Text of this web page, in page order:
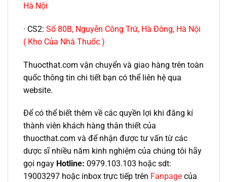
Hà Nội
· CS2: Số 80B, Nguyễn Công Trứ, Hà Đông, Hà Nội
( Kho Của Nhà Thuốc )
Thuocthat.com vận chuyển và giao hàng trên toàn
quốc thông tin chi tiết bạn có thể liên hệ qua
website.
Để có thể biết thêm về các quyền lợi khi đăng kí
thành viên khách hàng thân thiết của
thuocthat.com và để nhận được tư vấn từ các
dược sĩ nhiều năm kinh nghiệm của chúng tôi hãy
gọi ngay Hotline: 0979.103.103 hoặc sdt:
19003297 hoặc inbox trực tiếp trên Fanpage của